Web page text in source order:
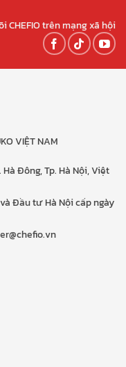
CHEFIO trên mạng xã hội
VIỆT NAM
Hà Đông, Tp. Hà Nội, Việt
Đầu tư Hà Nội cấp ngày